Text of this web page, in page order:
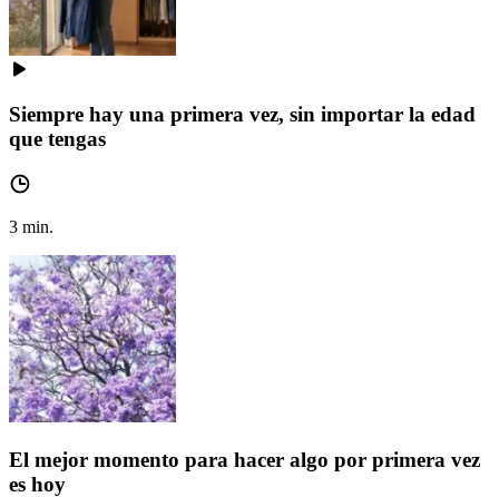
Siempre hay una primera vez, sin importar la edad
que tengas
3 min.
El mejor momento para hacer algo por primera vez
es hoy